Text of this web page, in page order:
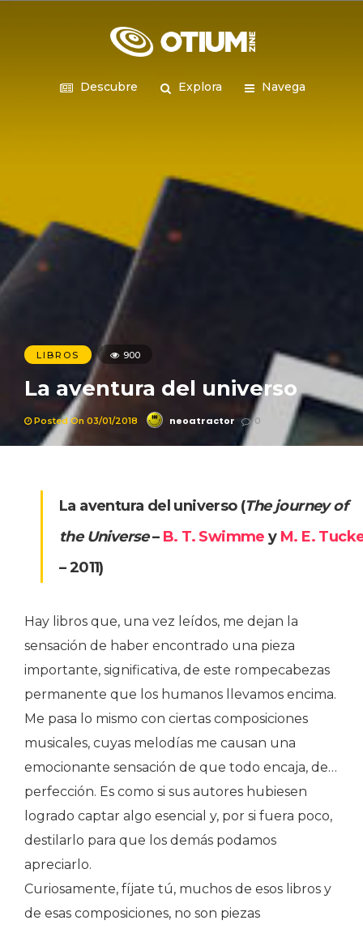
Descubre Explora Navega
LIBROS 900
La aventura del universo
Posted On 03/01/2018 neoatractor 0
La aventura del universo (The journey of
the Universe– B. T. Swimme y M. E.
– 2011)
Hay libros que, una vez leídos, me dejan la
sensación de haber encontrado una pieza
importante, significativa, de este rompecabezas
permanente que los humanos llevamos encima.
Me pasa lo mismo con ciertas composiciones
musicales, cuyas melodías me causan una
emocionante sensación de que todo encaja, de…
perfección. Es como si sus autores hubiesen
logrado captar algo esencial y, por si fuera poco,
destilarlo para que los demás podamos
apreciarlo.
Curiosamente, fíjate tú, muchos de esos libros y
de esas composiciones, no son piezas